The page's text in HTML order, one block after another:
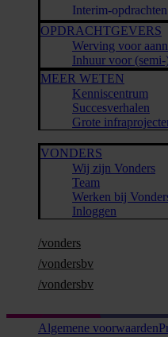
Interim-
OPDRACHTGEVERS
Werving voor
Inhuur voor
MEER WETEN
Kenniscentrum
Succesverhalen
Grote
VONDERS
Wij zijn Vonders
Team
Werken bij
Inloggen
/vonders
/vondersbv
/vondersbv
Algemene voorwaarden